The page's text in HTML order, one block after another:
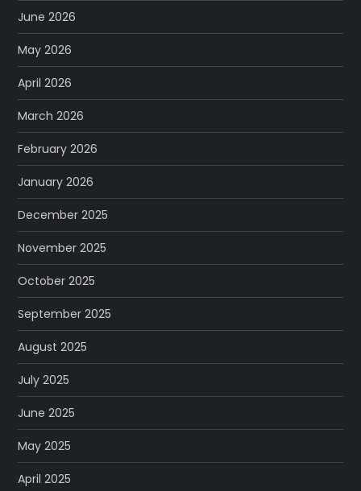
June 2026
May 2026
April 2026
March 2026
February 2026
January 2026
December 2025
November 2025
October 2025
September 2025
August 2025
July 2025
June 2025
May 2025
April 2025